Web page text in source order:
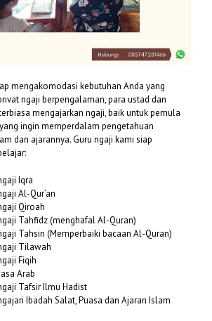
mengakomodasi kebutuhan Anda yang
ngaji berpengalaman, para ustad dan
mengajarkan ngaji, baik untuk pemula
ingin memperdalam pengetahuan
dan ajarannya. Guru ngaji kami siap
Iqra
Al-Qur’an
Qiroah
Tahfidz (menghafal Al-Quran)
Tahsin (Memperbaiki bacaan Al-Quran)
Tilawah
Fiqih
Arab
Tafsir Ilmu Hadist
Ibadah Salat, Puasa dan Ajaran Islam